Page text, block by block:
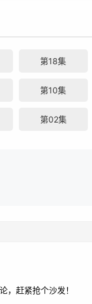
第18集
第10集
第02集
，赶紧抢个沙发！